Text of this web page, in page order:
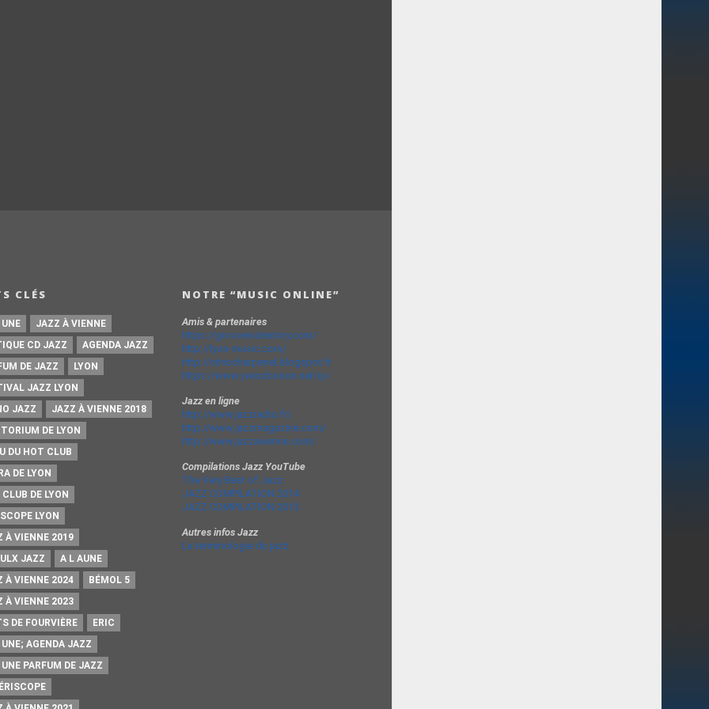
CLÉS
JAZZ À VIENNE
CD JAZZ
AGENDA JAZZ
DE JAZZ
LYON
JAZZ LYON
JAZZ
JAZZ À VIENNE 2018
DE LYON
DU HOT CLUB
DE LYON
DE LYON
LYON
À VIENNE 2019
JAZZ
A L AUNE
À VIENNE 2024
BÉMOL 5
À VIENNE 2023
DE FOURVIÈRE
ERIC
AGENDA JAZZ
PARFUM DE JAZZ
NOTRE “MUSIC ONLINE”
Amis & partenaires
https://groovesidestory.com/
http://lyon-music.com/
http://chrischarpenel.blogspot.fr
https://www.yvesdorison.net/q-r
Jazz en ligne
http://www.jazzradio.fr/
http://www.jazzmagazine.com/
http://www.jazzavienne.com/
Compilations Jazz YouTube
The Very Best of Jazz
JAZZ COMPILATION 2014
JAZZ COMPILATION 2013
Autres infos Jazz
La terminologie du jazz